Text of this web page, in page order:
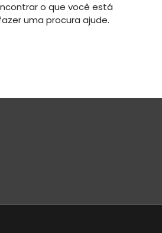
o que você está
uma procura ajude.